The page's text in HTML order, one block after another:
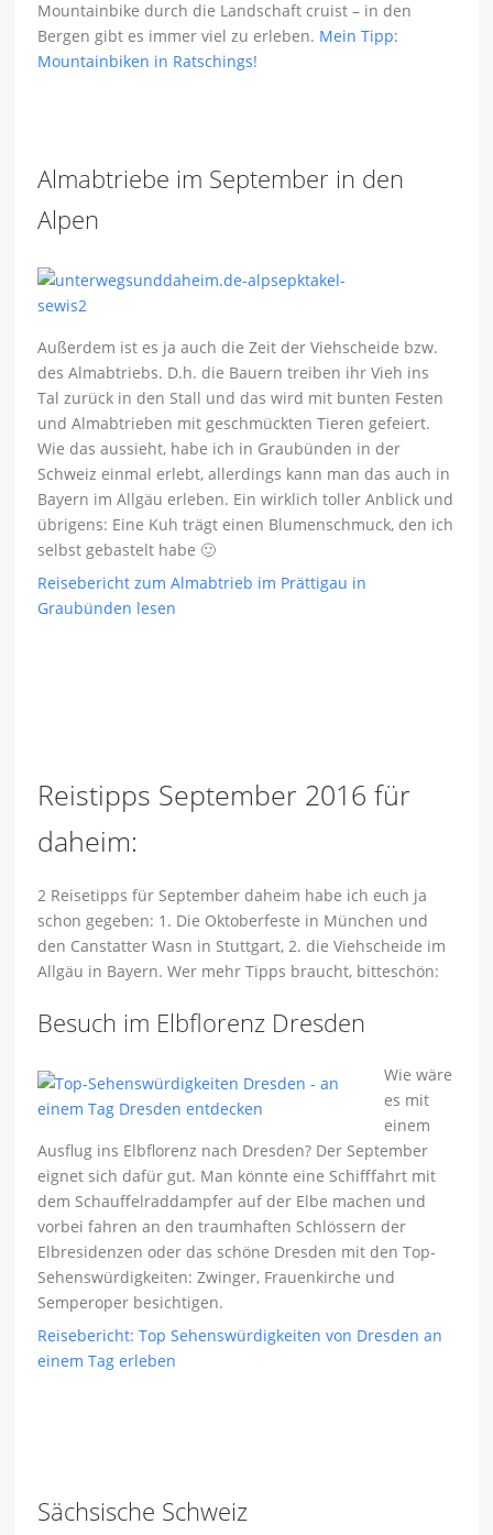
Mountainbike durch die Landschaft cruist – in den
Bergen gibt es immer viel zu erleben. Mein Tipp:
Mountainbiken in Ratschings!
Almabtriebe im September in den
Alpen
Außerdem ist es ja auch die Zeit der Viehscheide bzw.
des Almabtriebs. D.h. die Bauern treiben ihr Vieh ins
Tal zurück in den Stall und das wird mit bunten Festen
und Almabtrieben mit geschmückten Tieren gefeiert.
Wie das aussieht, habe ich in Graubünden in der
Schweiz einmal erlebt, allerdings kann man das auch in
Bayern im Allgäu erleben. Ein wirklich toller Anblick und
übrigens: Eine Kuh trägt einen Blumenschmuck, den ich
selbst gebastelt habe 🙂
Reisebericht zum Almabtrieb im Prättigau in
Graubünden lesen
Reistipps September 2016 für
daheim:
2 Reisetipps für September daheim habe ich euch ja
schon gegeben: 1. Die Oktoberfeste in München und
den Canstatter Wasn in Stuttgart, 2. die Viehscheide im
Allgäu in Bayern. Wer mehr Tipps braucht, bitteschön:
Besuch im Elbflorenz Dresden
Wie wäre
es mit
einem
Ausflug ins Elbflorenz nach Dresden? Der September
eignet sich dafür gut. Man könnte eine Schifffahrt mit
dem Schauffelraddampfer auf der Elbe machen und
vorbei fahren an den traumhaften Schlössern der
Elbresidenzen oder das schöne Dresden mit den Top-
Sehenswürdigkeiten: Zwinger, Frauenkirche und
Semperoper besichtigen.
Reisebericht: Top Sehenswürdigkeiten von Dresden an
einem Tag erleben
Sächsische Schweiz